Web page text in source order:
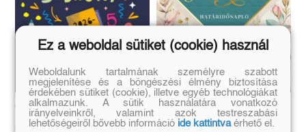
Tanári zsebkönyv
2026/2027
Határtalan gondolatok
Ez a weboldal sütiket (cookie) használ
Weboldalunk tartalmának személyre szabott
megjelenítése és a böngészési élmény biztosítása
érdekében sütiket (cookie), illetve egyéb technológiákat
alkalmazunk. A sütik használatára vonatkozó
irányelveinkről, valamint azok testreszabási
lehetőségeiről bővebb információ ide kattintvaérhető el.